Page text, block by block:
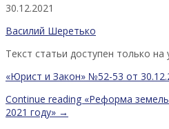
30.12.2021
Василий Шеретько
Текст статьи доступен только на
«Юрист и Закон» №52-53 от
Continue reading «Реформа
2021 году» →